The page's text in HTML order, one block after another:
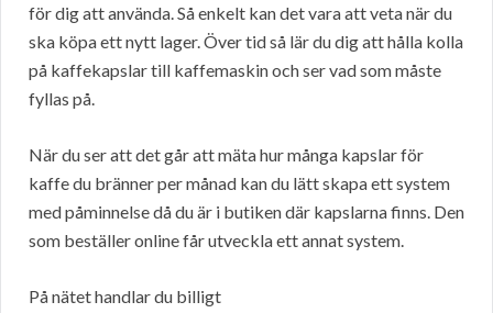
för dig att använda. Så enkelt kan det vara att veta när du
ska köpa ett nytt lager. Över tid så lär du dig att hålla kolla
på kaffekapslar till kaffemaskin och ser vad som måste
fyllas på.
När du ser att det går att mäta hur många kapslar för
kaffe du bränner per månad kan du lätt skapa ett system
med påminnelse då du är i butiken där kapslarna finns. Den
som beställer online får utveckla ett annat system.
På nätet handlar du billigt